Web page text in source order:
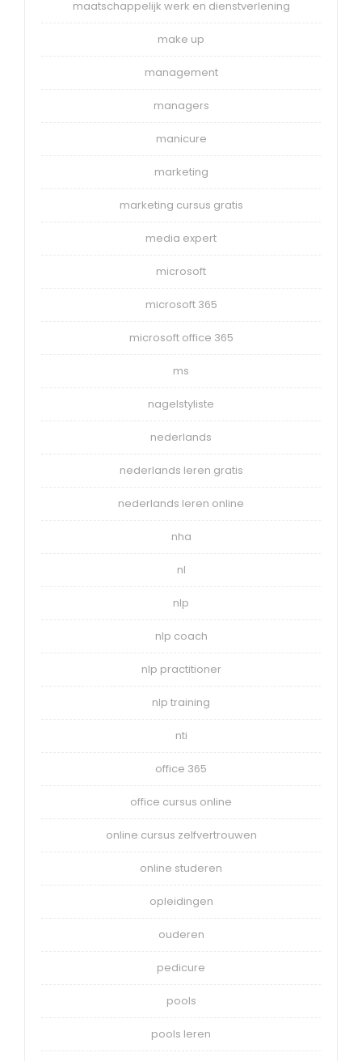
maatschappelijk werk en dienstverlening
make up
management
managers
manicure
marketing
marketing cursus gratis
media expert
microsoft
microsoft 365
microsoft office 365
ms
nagelstyliste
nederlands
nederlands leren gratis
nederlands leren online
nha
nl
nlp
nlp coach
nlp practitioner
nlp training
nti
office 365
office cursus online
online cursus zelfvertrouwen
online studeren
opleidingen
ouderen
pedicure
pools
pools leren